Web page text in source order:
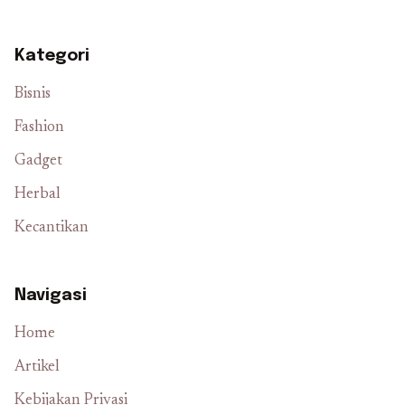
Kategori
Bisnis
Fashion
Gadget
Herbal
Kecantikan
Navigasi
Home
Artikel
Kebijakan Privasi